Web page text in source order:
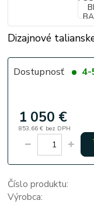
Dizajnové
Dostupnosť
1 050 €
853,66 € bez DPH
Číslo produktu:
Výrobca: